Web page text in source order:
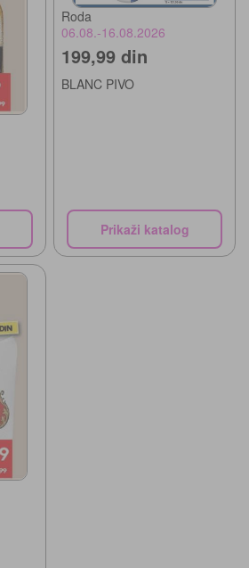
Roda
06.08.-16.08.2026
199,99 din
BLANC PIVO
Prikaži katalog